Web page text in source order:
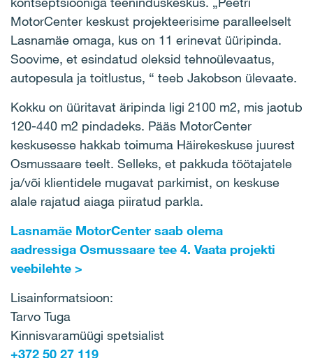
MotorCenter keskust projekteerisime paralleelselt
Lasnamäe omaga, kus on 11 erinevat üüripinda.
Soovime, et esindatud oleksid tehnoülevaatus,
autopesula ja toitlustus, “ teeb Jakobson ülevaate.
Kokku on üüritavat äripinda ligi 2100 m2, mis jaotub
120-440 m2 pindadeks. Pääs MotorCenter
keskusesse hakkab toimuma Häirekeskuse juurest
Osmussaare teelt. Selleks, et pakkuda töötajatele
ja/või klientidele mugavat parkimist, on keskuse
alale rajatud aiaga piiratud parkla.
Lasnamäe MotorCenter saab olema
aadressiga Osmussaare tee 4. Vaata projekti
veebilehte >
Lisainformatsioon:
Tarvo Tuga
Kinnisvaramüügi spetsialist
+372 50 27 119